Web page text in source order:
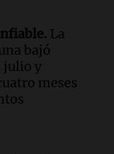
de Santa
fallo sobre
La
bajó
julio y
meses